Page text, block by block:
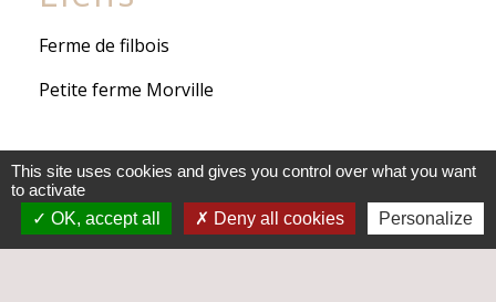
Ferme de filbois
Petite ferme Morville
Liens institutionnels
Communauté de Communes Gâtinais-Val de
This site uses cookies and gives you control over what you want
to activate
OK, accept all
Deny all cookies Personalize